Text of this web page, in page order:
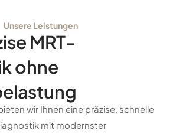
Unsere Leistungen
MRT-
ohne
wir Ihnen eine präzise, schnelle
mit modernster